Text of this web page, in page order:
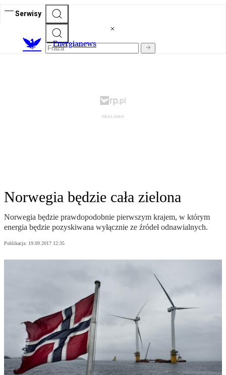
Serwisy
Energianews
Norwegia będzie cała zielona
Norwegia będzie prawdopodobnie pierwszym krajem, w którym
energia będzie pozyskiwana wyłącznie ze źródeł odnawialnych.
Publikacja: 19.09.2017 12:35